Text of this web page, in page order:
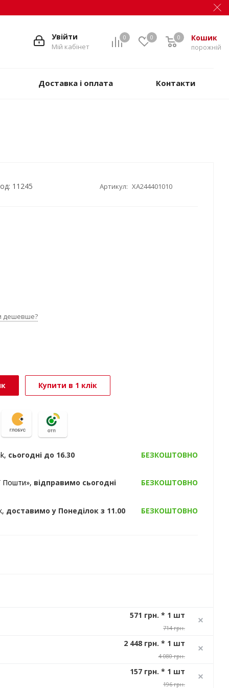
0 0 Кошик
порожній
0
Увійти
Мій кабінет
Доставка і оплата Контакти
11245 Артикул: XA244401010
дешевше?
Купити в 1 клік
сьогодні до 16.30 БЕЗКОШТОВНО
Пошти», відправимо сьогодні БЕЗКОШТОВНО
доставимоу Понеділок з 11.00 БЕЗКОШТОВНО
571 грн. * 1 шт
714 грн.
2 448 грн. * 1 шт
4 080 грн.
157 грн. * 1 шт
196 грн.